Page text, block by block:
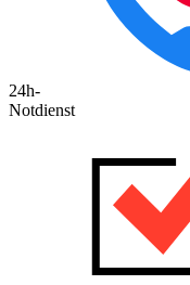
24h-
Notdienst